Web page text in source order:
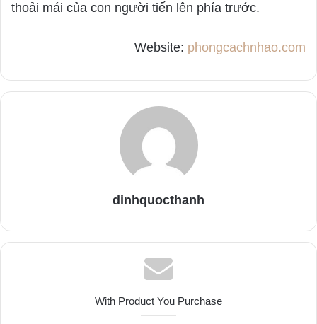
thoải mái của con người tiến lên phía trước.
Website: phongcachnhao.com
dinhquocthanh
With Product You Purchase